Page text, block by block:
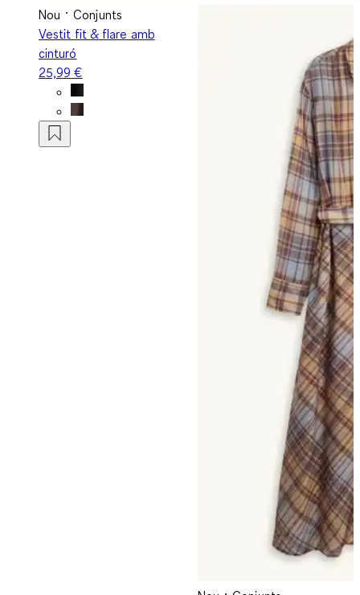
Nou
Conjunts
Vestit fit & flare amb
cinturó
25,99 €